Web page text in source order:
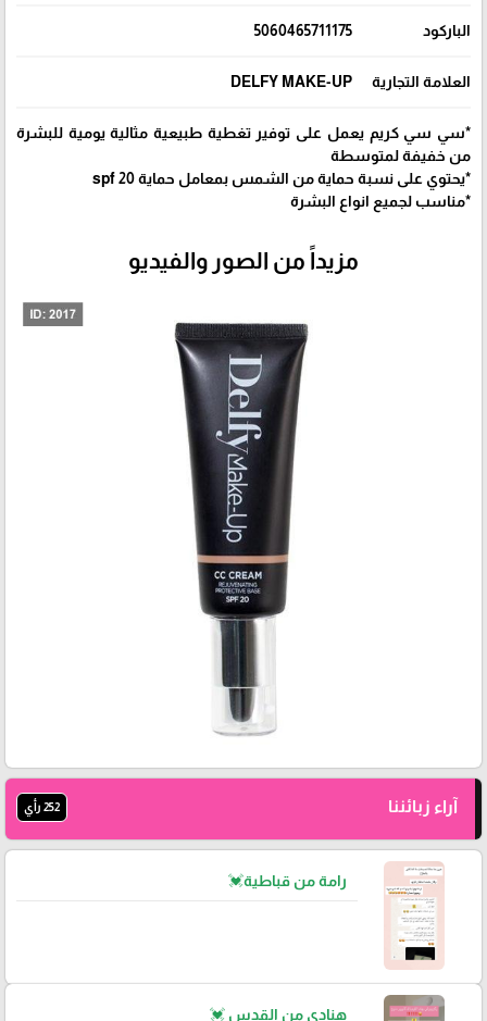
الباركود 5060465711175
العلامة التجارية DELFY MAKE-UP
*سي سي كريم يعمل على توفير تغطية طبيعية مثالية يومية للبشرة
من خفيفة لمتوسطة
*يحتوي على نسبة حماية من الشمس بمعامل حماية spf 20
*مناسب لجميع انواع البشرة
مزيداً من الصور والفيديو
آراء زبائننا 252 رأي
رامة من قباطية💓
هنادي من القدس 💓